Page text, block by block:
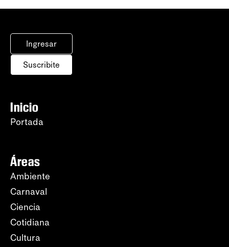
Ingresar
Suscribite
Inicio
Portada
Áreas
Ambiente
Carnaval
Ciencia
Cotidiana
Cultura